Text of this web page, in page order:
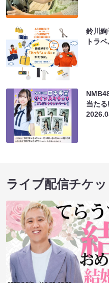
鈴川
トラ
当た
ライブ配信チケッ